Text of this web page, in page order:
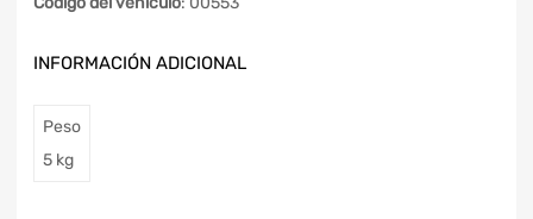
INFORMACIÓN ADICIONAL
Peso
5 kg